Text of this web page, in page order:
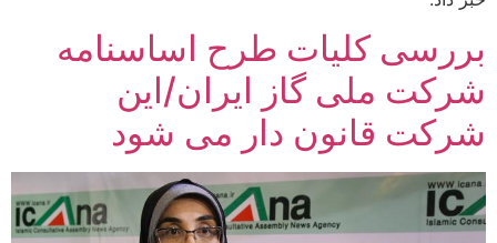
بررسی کلیات طرح اساسنامه
شرکت ملی گاز ایران/این
شرکت قانون دار می شود